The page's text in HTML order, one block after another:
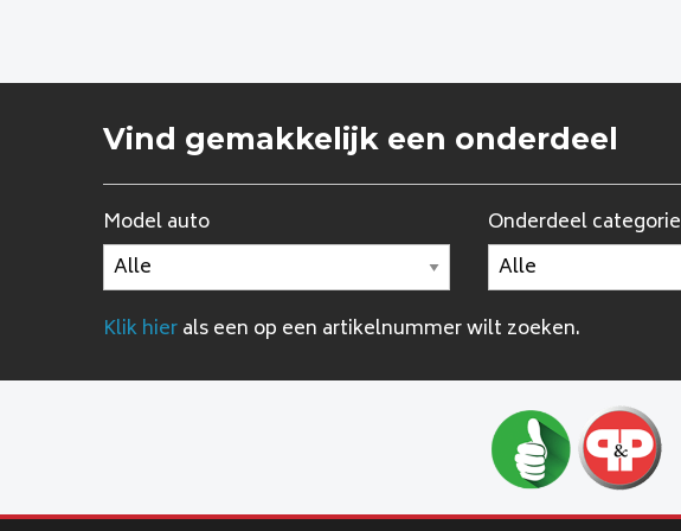
Vind gemakkelijk een onderdeel
Model auto Onderdeel categorie
Klik hierals een op een artikelnummer wilt zoeken.